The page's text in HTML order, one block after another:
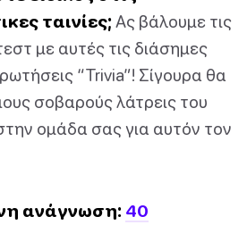
ταινίες; Ας βάλουμε τις
με αυτές τις διάσημες
“Trivia”! Σίγουρα θα
σοβαρούς λάτρεις του
ομάδα σας για αυτόν τον
ανάγνωση: 40